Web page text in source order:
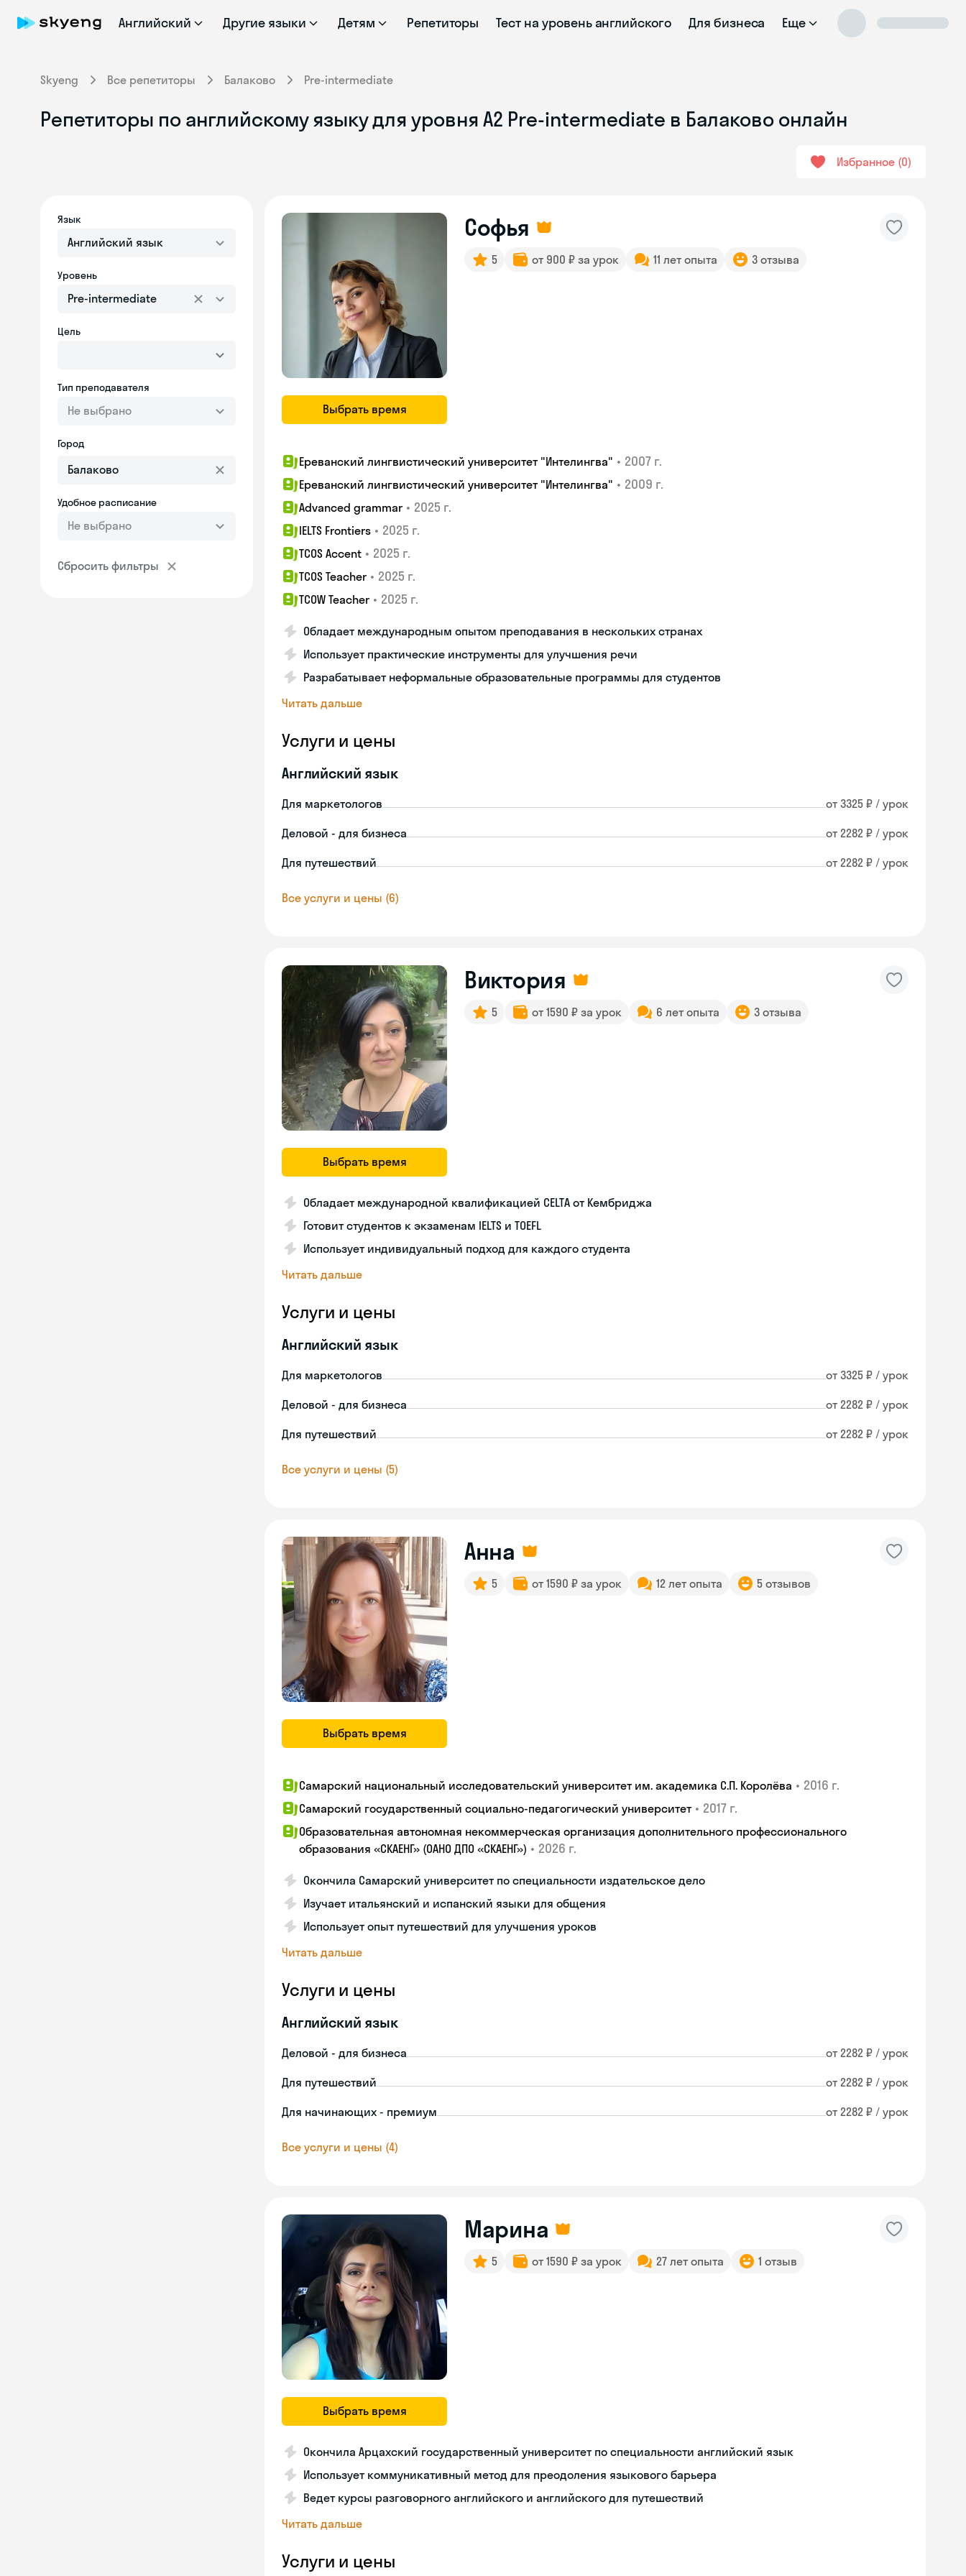
Английский Другие языки Детям Репетиторы Тест на уровень английского Для бизнеса Еще
Skyeng Все репетиторы Балаково Pre-intermediate
Репетиторы по английскому языку для уровня A2 Pre-intermediate в Балаково онлайн
Избранное 0
Язык
Английский язык
Уровень
Pre-intermediate
Цель
Тип преподавателя
Не выбрано
Город
Удобное расписание
Не выбрано
Сбросить фильтры
Выбрать время
Софья
5 от 900 ₽ за урок 11 лет опыта 3 отзыва
Ереванский лингвистический университет "Интелингва" • 2007 г.
Ереванский лингвистический университет "Интелингва" • 2009 г.
Advanced grammar • 2025 г.
IELTS Frontiers • 2025 г.
TCOS Accent • 2025 г.
TCOS Teacher • 2025 г.
TCOW Teacher • 2025 г.
Обладает международным опытом преподавания в нескольких странах
Использует практические инструменты для улучшения речи
Разрабатывает неформальные образовательные программы для студентов
Читать дальше
Услуги и цены
Английский язык
Для маркетологов от 3325 ₽ / урок
Деловой - для бизнеса от 2282 ₽ / урок
Для путешествий от 2282 ₽ / урок
Все услуги и цены (6)
Выбрать время
Виктория
5 от 1590 ₽ за урок 6 лет опыта 3 отзыва
Обладает международной квалификацией CELTA от Кембриджа
Готовит студентов к экзаменам IELTS и TOEFL
Использует индивидуальный подход для каждого студента
Читать дальше
Услуги и цены
Английский язык
Для маркетологов от 3325 ₽ / урок
Деловой - для бизнеса от 2282 ₽ / урок
Для путешествий от 2282 ₽ / урок
Все услуги и цены (5)
Выбрать время
Анна
5 от 1590 ₽ за урок 12 лет опыта 5 отзывов
Самарский национальный исследовательский университет им. академика С.П. Королёва • 2016 г.
Самарский государственный социально-педагогический университет • 2017 г.
Образовательная автономная некоммерческая организация дополнительного профессионального
образования «СКАЕНГ» (ОАНО ДПО «СКАЕНГ») • 2026 г.
Окончила Самарский университет по специальности издательское дело
Изучает итальянский и испанский языки для общения
Использует опыт путешествий для улучшения уроков
Читать дальше
Услуги и цены
Английский язык
Деловой - для бизнеса от 2282 ₽ / урок
Для путешествий от 2282 ₽ / урок
Для начинающих - премиум от 2282 ₽ / урок
Все услуги и цены (4)
Выбрать время
Марина
5 от 1590 ₽ за урок 27 лет опыта 1 отзыв
Окончила Арцахский государственный университет по специальности английский язык
Использует коммуникативный метод для преодоления языкового барьера
Ведет курсы разговорного английского и английского для путешествий
Читать дальше
Услуги и цены